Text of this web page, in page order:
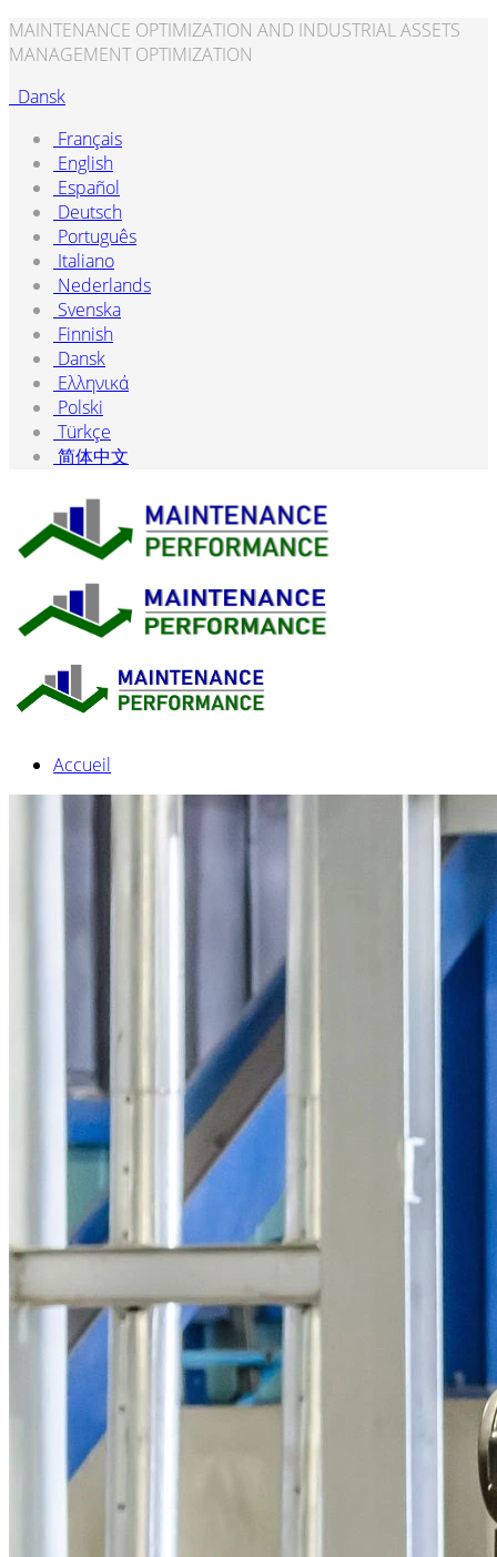
MAINTENANCE OPTIMIZATION AND INDUSTRIAL ASSETS
MANAGEMENT OPTIMIZATION
Dansk
Français
English
Español
Deutsch
Português
Italiano
Nederlands
Svenska
Finnish
Dansk
Ελληνικά
Polski
Türkçe
简体中文
Accueil